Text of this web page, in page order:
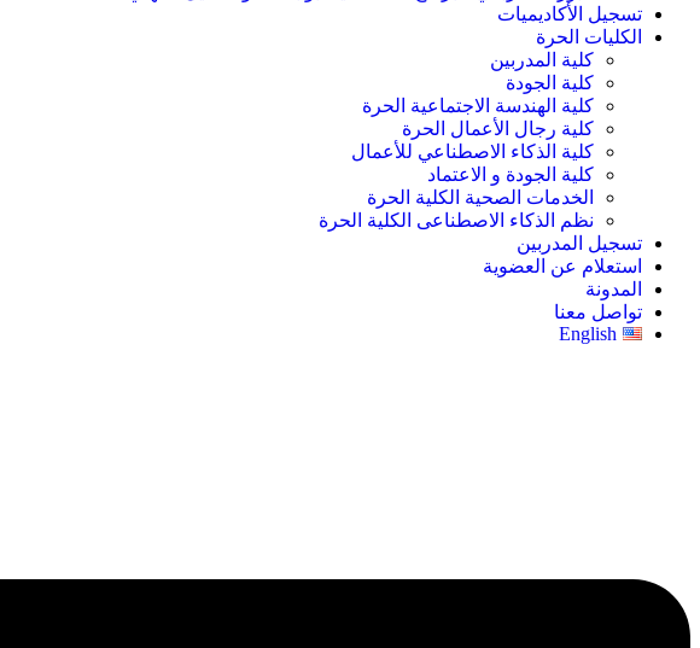
تسجيل الأكاديميات
الكليات الحرة
كلية المدربين
كلية الجودة
كلية الهندسة الاجتماعية الحرة
كلية رجال الأعمال الحرة
كلية الذكاء الاصطناعي للأعمال
كلية الجودة و الاعتماد
الخدمات الصحية الكلية الحرة
نظم الذكاء الاصطناعى الكلية الحرة
تسجيل المدربين
استعلام عن العضوية
المدونة
تواصل معنا
English